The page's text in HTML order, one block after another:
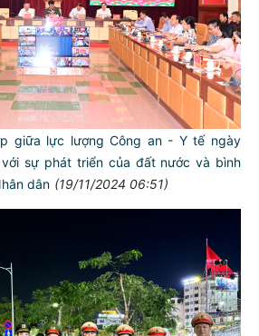
giữa lực lượng Công an - Y tế ngày
sự phát triển của đất nước và bình
dân (19/11/2024 06:51)